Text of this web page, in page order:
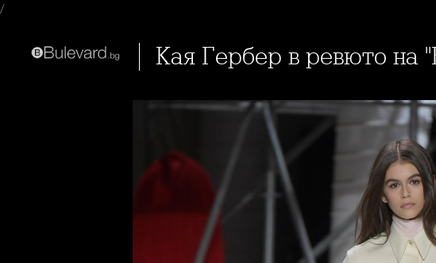
/
Кая Гербер в ревюто